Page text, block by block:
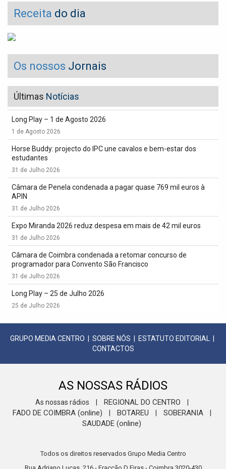
Receita do dia
Os nossos Jornais
Últimas Notícias
Long Play – 1 de Agosto 2026
1 de Agosto 2026
Horse Buddy: projecto do IPC une cavalos e bem-estar dos
estudantes
31 de Julho 2026
Câmara de Penela condenada a pagar quase 769 mil euros à
APIN
31 de Julho 2026
Expo Miranda 2026 reduz despesa em mais de 42 mil euros
31 de Julho 2026
Câmara de Coimbra condenada a retomar concurso de
programador para Convento São Francisco
31 de Julho 2026
Long Play – 25 de Julho 2026
25 de Julho 2026
GRUPO MEDIA CENTRO SOBRE NÓS ESTATUTO EDITORIAL
CONTACTOS
AS NOSSAS RÁDIOS
As nossas rádios REGIONAL DO CENTRO
FADO DE COIMBRA (online) BOTAREU SOBERANIA
SAUDADE (online)
Todos os direitos reservados Grupo Media Centro